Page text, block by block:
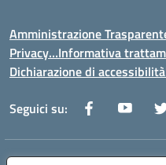
Amministrazione
Privacy…Informativa
Dichiarazione di accessibilità
Seguici su: